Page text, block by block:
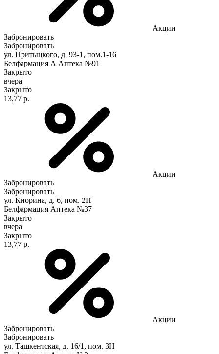
Акции
Забронировать
Забронировать
ул. Притыцкого, д. 93-1, пом.1-16
Белфармация А Аптека №91
Закрыто
вчера
Закрыто
13,77 р.
Акции
Забронировать
Забронировать
ул. Кнорина, д. 6, пом. 2Н
Белфармация Аптека №37
Закрыто
вчера
Закрыто
13,77 р.
Акции
Забронировать
Забронировать
ул. Ташкентская, д. 16/1, пом. 3Н